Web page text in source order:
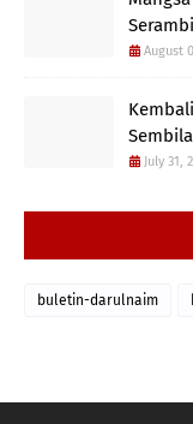
August
July 31,
buletin-darulnaim